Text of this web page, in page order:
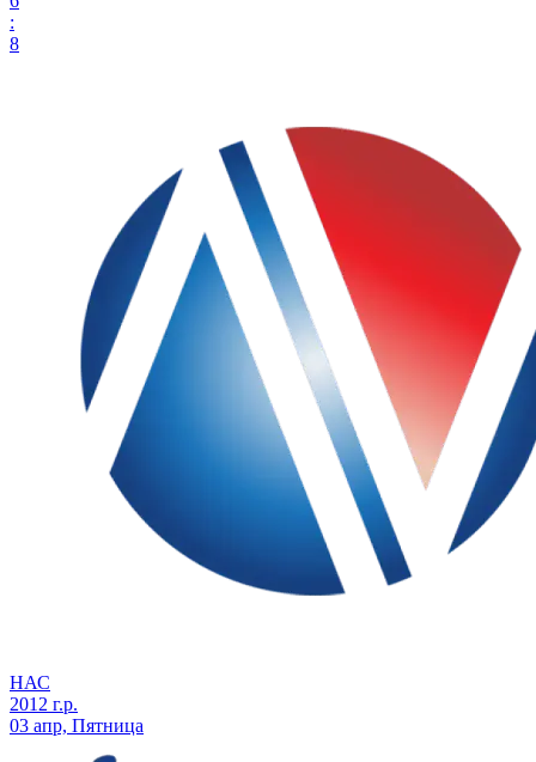
:
8
НАС
2012 г.р.
03 апр, Пятница